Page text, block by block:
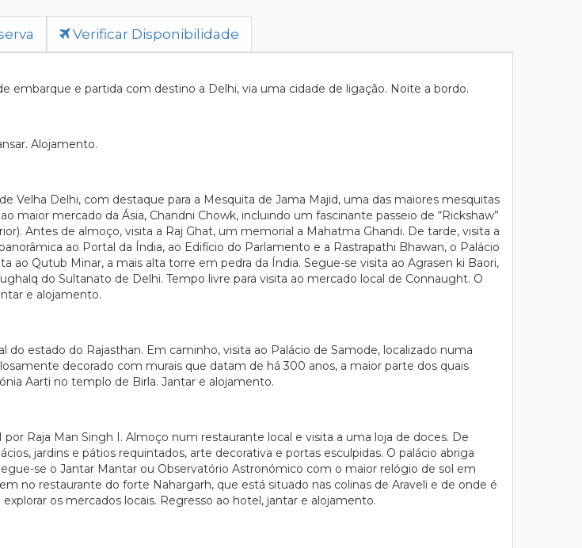
Verificar Disponibilidade
embarque e partida com destino a Delhi, via uma cidade de ligação. Noite a bordo.
Alojamento.
Velha Delhi, com destaque para a Mesquita de Jama Majid, uma das maiores mesquitas
maior mercado da Ásia, Chandni Chowk, incluindo um fascinante passeio de “Rickshaw”
Antes de almoço, visita a Raj Ghat, um memorial a Mahatma Ghandi. De tarde, visita a
ao Portal da Índia, ao Edifício do Parlamento e a Rastrapathi Bhawan, o Palácio
ao Qutub Minar, a mais alta torre em pedra da Índia. Segue-se visita ao Agrasen ki Baori,
do Sultanato de Delhi. Tempo livre para visita ao mercado local de Connaught. O
e alojamento.
estado do Rajasthan. Em caminho, visita ao Palácio de Samode, localizado numa
decorado com murais que datam de há 300 anos, a maior parte dos quais
Aarti no templo de Birla. Jantar e alojamento.
Raja Man Singh I. Almoço num restaurante local e visita a uma loja de doces. De
jardins e pátios requintados, arte decorativa e portas esculpidas. O palácio abriga
se o Jantar Mantar ou Observatório Astronómico com o maior relógio de sol em
no restaurante do forte Nahargarh, que está situado nas colinas de Araveli e de onde é
os mercados locais. Regresso ao hotel, jantar e alojamento.